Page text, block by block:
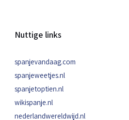
Nuttige links
spanjevandaag.com
spanjeweetjes.nl
spanjetoptien.nl
wikispanje.nl
nederlandwereldwijd.nl